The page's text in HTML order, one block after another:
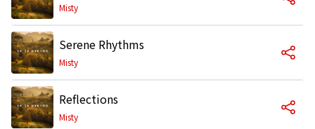
Misty
Serene Rhythms
Misty
Reflections
Misty